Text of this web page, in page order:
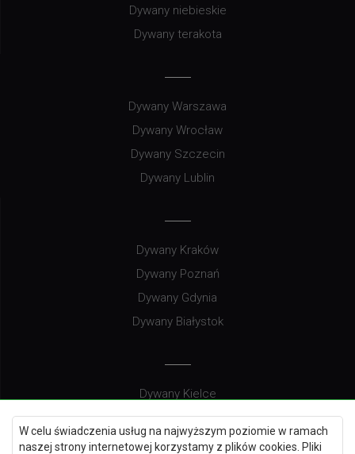
W celu świadczenia usług na najwyższym poziomie w ramach
naszej strony internetowej korzystamy z plików cookies. Pliki
Dywany niebieskie
Dywany terakota
Dywany Warszawa
Dywany Wrocław
Dywany Szczecin
Dywany Lublin
Dywany Kraków
Dywany Poznań
Dywany Gdynia
Dywany Białystok
Dywany Kielce
Dywany Gdańsk
Dywany Toruń